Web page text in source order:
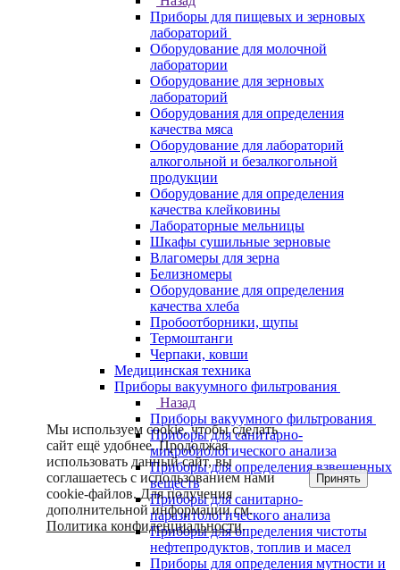
Приборы для пищевых и зерновых
лабораторий
Оборудование для молочной
лаборатории
Оборудование для зерновых
лабораторий
Оборудования для определения
качества мяса
Оборудование для лабораторий
алкогольной и безалкогольной
продукции
Оборудование для определения
качества клейковины
Лабораторные мельницы
Шкафы сушильные зерновые
Влагомеры для зерна
Белизномеры
Оборудование для определения
качества хлеба
Пробоотборники, щупы
Термоштанги
Черпаки, ковши
Медицинская техника
Приборы вакуумного фильтрования
Назад
Приборы вакуумного фильтрования
Приборы для санитарно-
микробиологического анализа
Приборы для определения взвешенных
веществ
Приборы для санитарно-
паразитологического анализа
Приборы для определения чистоты
нефтепродуктов, топлив и масел
Приборы для определения мутности и
Мы используем cookie, чтобы сделать
сайт ещё удобнее. Продолжая
использовать данный сайт, вы
соглашаетесь с использованием нами
cookie-файлов. Для получения
дополнительной информации см.
Политика конфиденциальности.
Принять